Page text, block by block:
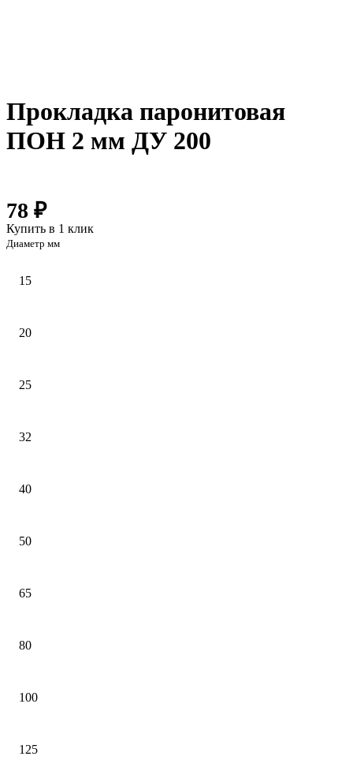
Прокладка паронитовая
ПОН 2 мм ДУ 200
78 ₽
Купить в 1 клик
Диаметр мм
15
20
25
32
40
50
65
80
100
125